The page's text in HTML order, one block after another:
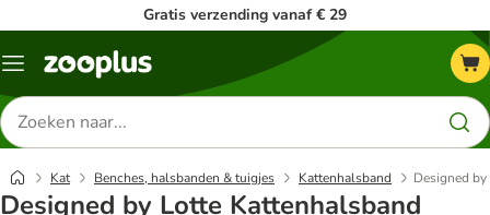
Gratis verzending vanaf € 29
Menu
Zoeken
naar
producten
Kat Benches, halsbanden & tuigjes Kattenhalsband Designed
Designed by Lotte Kattenhalsband